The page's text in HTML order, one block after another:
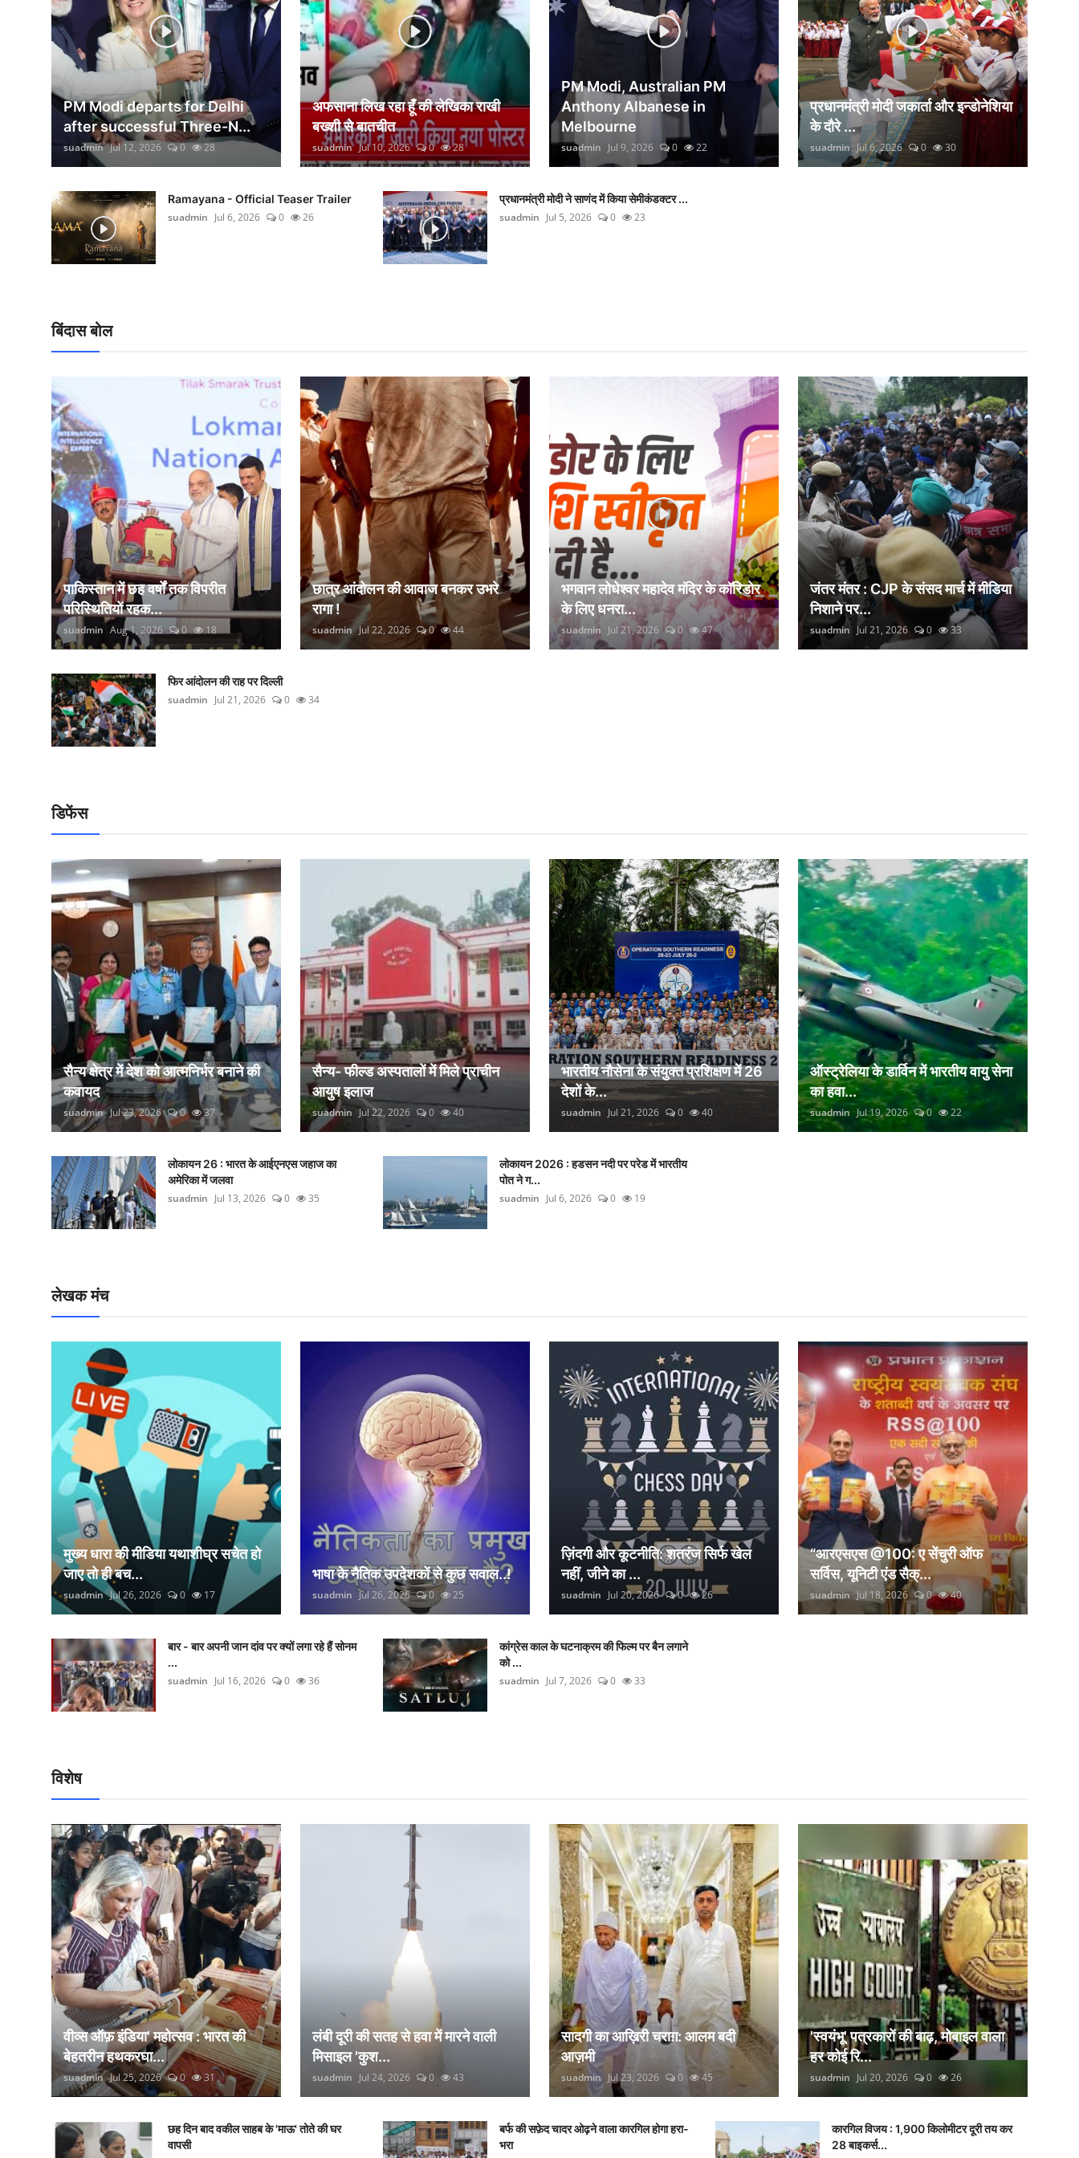
वीकेंड लाइफ
अंतर्राष्ट्रीय
सांस्कृतिक
विज्ञान - तकनीक
ग्राम - पंचायत
PM Modi departs for Delhi
after successful Three-N...
suadmin Jul 12, 2026 0 28
अफसाना लिख रहा हूँ की लेखिका राखी
बख्शी से बातचीत
suadmin Jul 10, 2026 0 28
PM Modi, Australian PM
Anthony Albanese in
Melbourne
suadmin Jul 9, 2026 0 22
प्रधानमंत्री मोदी जकार्ता और इन्डोनेशिया
के दौरे ...
suadmin Jul 6, 2026 0 30
Ramayana - Official Teaser Trailer
suadmin Jul 6, 2026 0 26
प्रधानमंत्री मोदी ने साणंद में किया सेमीकंडक्टर ...
suadmin Jul 5, 2026 0 23
बिंदास बोल
पाकिस्तान में छह वर्षों तक विपरीत
परिस्थितियों रहक...
suadmin Aug 1, 2026 0 18
छात्र आंदोलन की आवाज बनकर उभरे
रागा !
suadmin Jul 22, 2026 0 44
भगवान लोधेश्वर महादेव मंदिर के कॉरिडोर
के लिए धनरा...
suadmin Jul 21, 2026 0 47
जंतर मंतर : CJP के संसद मार्च में मीडिया
निशाने पर...
suadmin Jul 21, 2026 0 33
फिर आंदोलन की राह पर दिल्ली
suadmin Jul 21, 2026 0 34
डिफेंस
सैन्य क्षेत्र में देश को आत्मनिर्भर बनाने की
कवायद
suadmin Jul 23, 2026 0 37
सैन्य- फील्ड अस्पतालों में मिले प्राचीन
आयुष इलाज
suadmin Jul 22, 2026 0 40
भारतीय नौसेना के संयुक्त प्रशिक्षण में 26
देशों के...
suadmin Jul 21, 2026 0 40
ऑस्ट्रेलिया के डार्विन में भारतीय वायु सेना
का हवा...
suadmin Jul 19, 2026 0 22
लोकायन 26 : भारत के आईएनएस जहाज का
अमेरिका में जलवा
suadmin Jul 13, 2026 0 35
लोकायन 2026 : हडसन नदी पर परेड में भारतीय
पोत ने ग...
suadmin Jul 6, 2026 0 19
लेखक मंच
मुख्य धारा की मीडिया यथाशीघ्र सचेत हो
जाए तो ही बच...
suadmin Jul 26, 2026 0 17
भाषा के नैतिक उपदेशकों से कुछ सवाल..!
suadmin Jul 26, 2026 0 25
ज़िंदगी और कूटनीति: शतरंज सिर्फ खेल
नहीं, जीने का ...
suadmin Jul 20, 2026 0 26
“आरएसएस @100: ए सेंचुरी ऑफ
सर्विस, यूनिटी एंड सैक्...
suadmin Jul 18, 2026 0 40
बार - बार अपनी जान दांव पर क्यों लगा रहे हैं सोनम
...
suadmin Jul 16, 2026 0 36
कांग्रेस काल के घटनाक्रम की फिल्म पर बैन लगाने
को ...
suadmin Jul 7, 2026 0 33
विशेष
वीव्स ऑफ़ इंडिया' महोत्सव : भारत की
बेहतरीन हथकरघा...
suadmin Jul 25, 2026 0 31
लंबी दूरी की सतह से हवा में मारने वाली
मिसाइल 'कुश...
suadmin Jul 24, 2026 0 43
सादगी का आख़िरी चराग़: आलम बदी
आज़मी
suadmin Jul 23, 2026 0 45
'स्वयंभू' पत्रकारों की बाढ़, मोबाइल वाला
हर कोई रि...
suadmin Jul 20, 2026 0 26
छह दिन बाद वकील साहब के 'माऊ' तोते की घर
वापसी
बर्फ की सफ़ेद चादर ओढ़ने वाला कारगिल होगा हरा-
भरा
कारगिल विजय : 1,900 किलोमीटर दूरी तय कर
28 बाइकर्स...